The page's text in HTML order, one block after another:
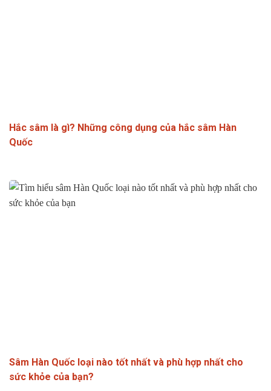
Hắc sâm là gì? Những công dụng của hắc sâm Hàn
Quốc
Sâm Hàn Quốc loại nào tốt nhất và phù hợp nhất cho
sức khỏe của bạn?